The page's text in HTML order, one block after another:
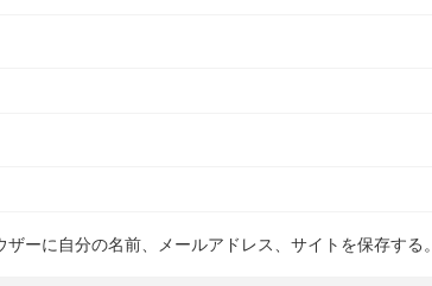
ーに自分の名前、メールアドレス、サイトを保存する。